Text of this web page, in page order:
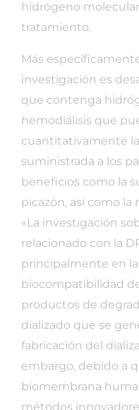
hidrógeno
tratamiento.
Más
investigación es
que contenga
hemodiálisis que
cuantitativamente
suministrada a los
beneficios como la
picazón, así como la
«La investigación
relacionado con la
principalmente en
biocompatibilidad
productos de
dializado que se
fabricación del
embargo, debido a
biomembrana
métodos